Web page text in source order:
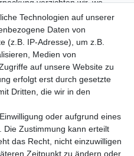
verzichten wir, wo
von Kunststoffen und
Technologien auf unserer
Daten von
(z.B. IP-Adresse), um z.B.
Medien von
auf unsere Website zu
erfolgt erst durch gesetzte
Dritten, die wir in den
oder aufgrund eines
Die Zustimmung kann erteilt
das Recht, nicht einzuwilligen
Zeitpunkt zu ändern oder